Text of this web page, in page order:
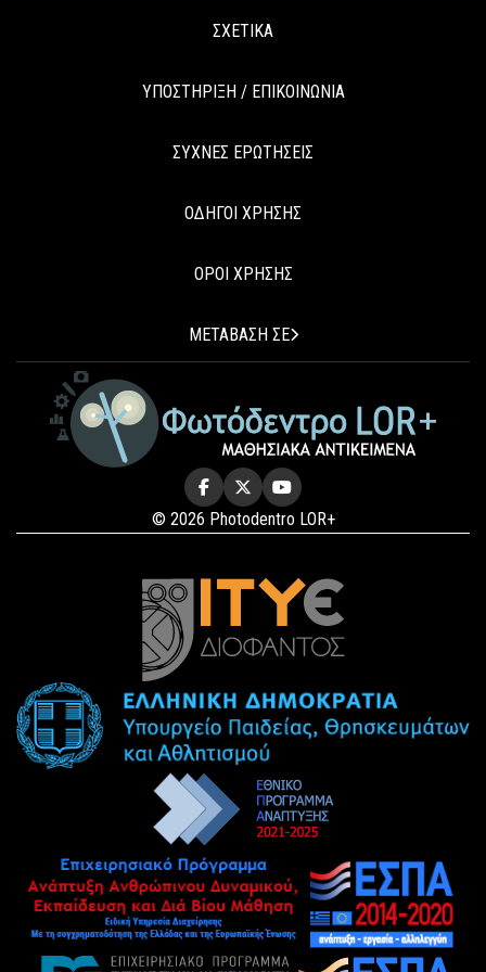
ΣΧΕΤΙΚΑ
ΥΠΟΣΤΗΡΙΞΗ / ΕΠΙΚΟΙΝΩΝΙΑ
ΣΥΧΝΕΣ ΕΡΩΤΗΣΕΙΣ
ΟΔΗΓΟΙ ΧΡΗΣΗΣ
ΟΡΟΙ ΧΡΗΣΗΣ
ΜΕΤΑΒΑΣΗ ΣΕ
© 2026 Photodentro LOR+